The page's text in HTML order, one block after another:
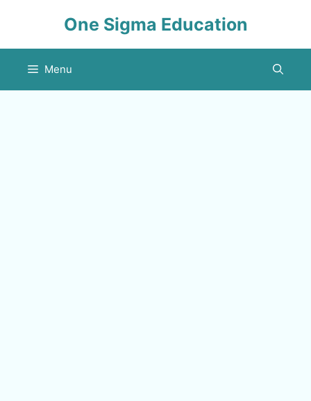
One Sigma Education
Menu